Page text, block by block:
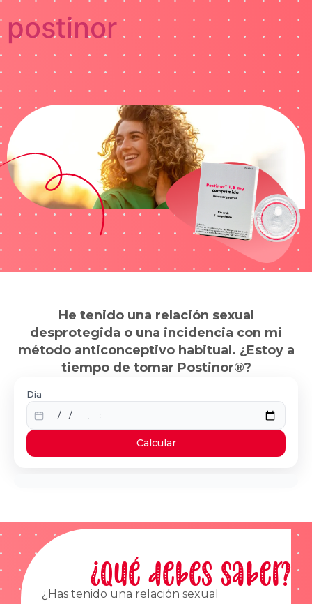
postinor
He tenido una relación sexual
desprotegida o una incidencia con mi
método anticonceptivo habitual. ¿Estoy a
tiempo de tomar Postinor®?
Día
Calcular
¿Qué debes saber?
¿Has tenido una relación sexual